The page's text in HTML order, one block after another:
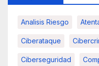
Analisis Riesgo
Ciberataque
Ciberseguridad